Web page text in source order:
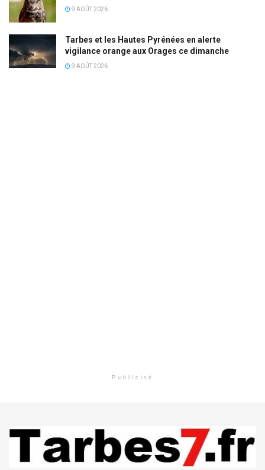
9 AOÛT 2026
Tarbes et les Hautes Pyrénées en alerte
vigilance orange aux Orages ce dimanche
9 AOÛT 2026
Publicité